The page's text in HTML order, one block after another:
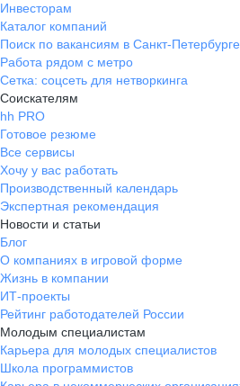
Инвесторам
Каталог компаний
Поиск по вакансиям в Санкт-Петербурге
Работа рядом с метро
Сетка: соцсеть для нетворкинга
Соискателям
hh PRO
Готовое резюме
Все сервисы
Хочу у вас работать
Производственный календарь
Экспертная рекомендация
Новости и статьи
Блог
О компаниях в игровой форме
Жизнь в компании
ИТ-проекты
Рейтинг работодателей России
Молодым специалистам
Карьера для молодых специалистов
Школа программистов